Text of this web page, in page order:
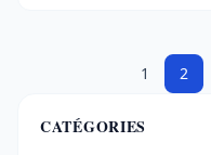
1 2
CATÉGORIES